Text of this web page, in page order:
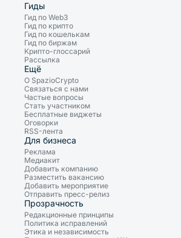
Гиды
Гид по Web3
Гид по крипто
Гид по кошелькам
Гид по биржам
Крипто-глоссарий
Рассылка
Ещё
О SpazioCrypto
Связаться с нами
Частые вопросы
Стать участником
Бесплатные виджеты
Оговорки
RSS-лента
Для бизнеса
Реклама
Медиакит
Добавить компанию
Разместить вакансию
Добавить мероприятие
Отправить пресс-релиз
Прозрачность
Редакционные принципы
Политика исправлений
Этика и независимость